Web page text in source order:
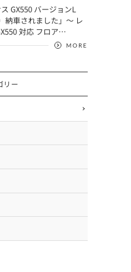
ス GX550 バージョンL
納車されました」～ レ
対応 フロア…
MORE
リー